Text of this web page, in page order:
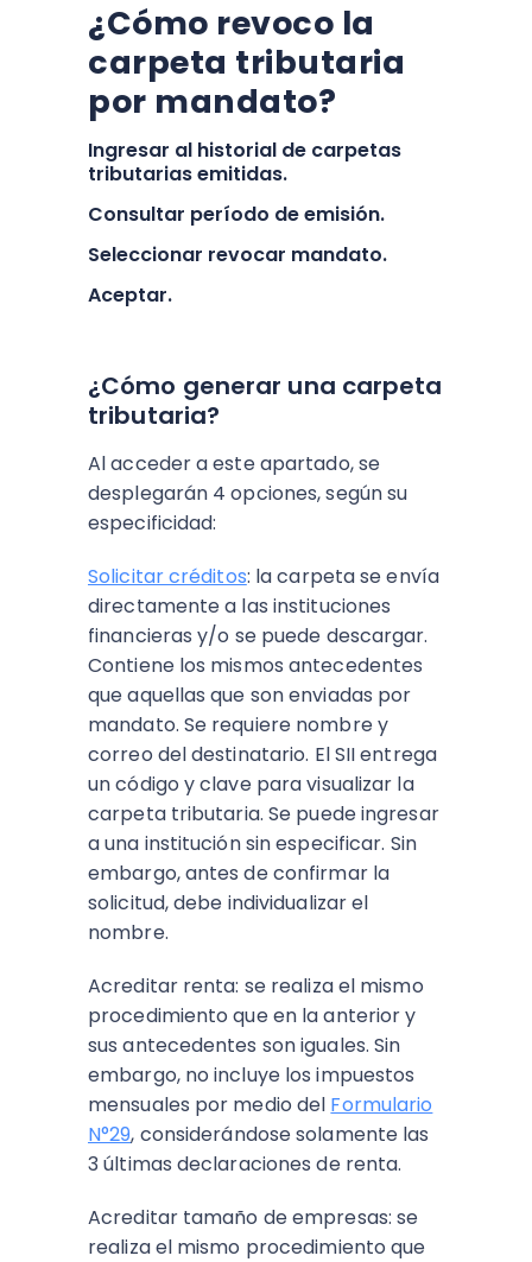
¿Cómo revoco la
carpeta tributaria
por mandato?
Ingresar al historial de carpetas
tributarias emitidas.
Consultar período de emisión.
Seleccionar revocar mandato.
Aceptar.
¿Cómo generar una carpeta
tributaria?
Al acceder a este apartado, se
desplegarán 4 opciones, según su
especificidad:
Solicitar créditos: la carpeta se envía
directamente a las instituciones
financieras y/o se puede descargar.
Contiene los mismos antecedentes
que aquellas que son enviadas por
mandato. Se requiere nombre y
correo del destinatario. El SII entrega
un código y clave para visualizar la
carpeta tributaria. Se puede ingresar
a una institución sin especificar. Sin
embargo, antes de confirmar la
solicitud, debe individualizar el
nombre.
Acreditar renta: se realiza el mismo
procedimiento que en la anterior y
sus antecedentes son iguales. Sin
embargo, no incluye los impuestos
mensuales por medio del Formulario
N°29, considerándose solamente las
3 últimas declaraciones de renta.
Acreditar tamaño de empresas: se
realiza el mismo procedimiento que